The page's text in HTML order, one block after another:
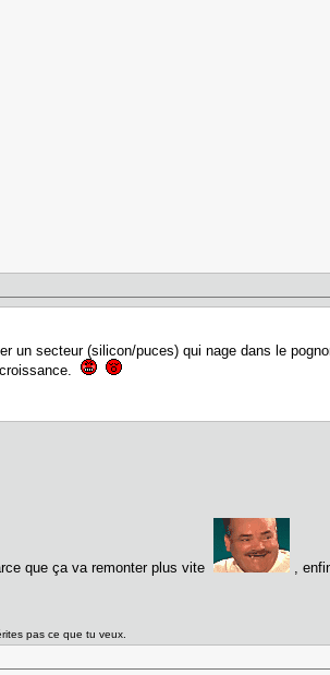
un secteur (silicon/puces) qui nage dans le
que ça va remonter plus vite ,
pas ce que tu veux.